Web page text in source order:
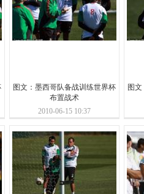
图文：墨西哥队备战训练世界杯
布置战术
2010-06-15 10:37
图